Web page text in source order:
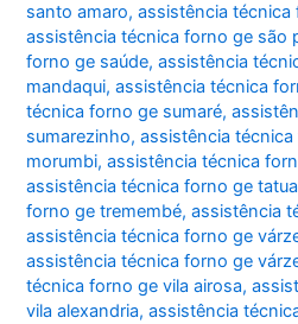
santo amaro,assistência técnica
assistência técnica forno ge são
forno ge saúde,assistência
mandaqui,assistência técnica
técnica forno ge sumaré,
sumarezinho,assistência
morumbi,assistência técnica
assistência técnica forno ge
forno ge tremembé,assistência
assistência técnica forno ge
assistência técnica forno ge
técnica forno ge vila airosa,
vila alexandria,assistência